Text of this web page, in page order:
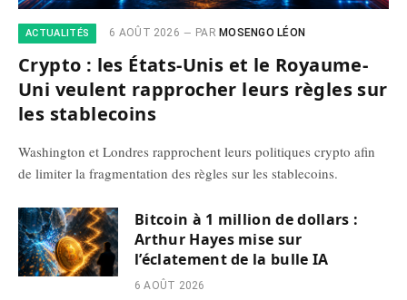
ACTUALITÉS 6 AOÛT 2026 PAR MOSENGO LÉON
Crypto : les États-Unis et le Royaume-
Uni veulent rapprocher leurs règles sur
les stablecoins
Washington et Londres rapprochent leurs politiques crypto afin
de limiter la fragmentation des règles sur les stablecoins.
Bitcoin à 1 million de dollars :
Arthur Hayes mise sur
l’éclatement de la bulle IA
6 AOÛT 2026